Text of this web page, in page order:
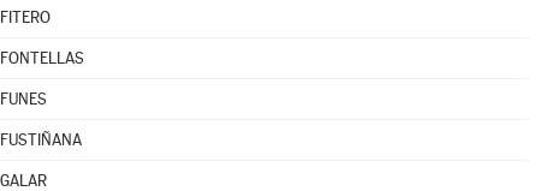
FITERO
FONTELLAS
FUNES
FUSTIÑANA
GALAR